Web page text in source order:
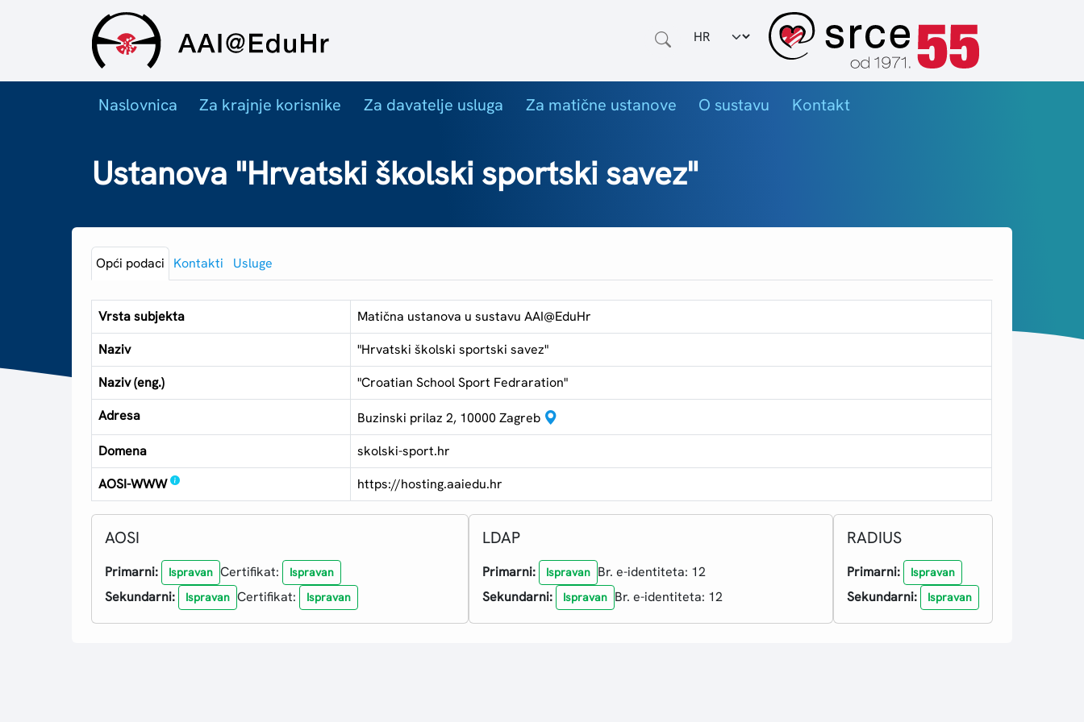
Odabir jezika
Naslovnica Za krajnje korisnike Za davatelje usluga Za matične ustanove O sustavu Kontakt
Ustanova "Hrvatski školski sportski savez"
Opći podaci Kontakti Usluge
Vrsta subjekta
Matična ustanova u sustavu AAI@EduHr
Naziv
"Hrvatski školski sportski savez"
Naziv (eng.)
"Croatian School Sport Fedraration"
Adresa
Buzinski prilaz 2, 10000 Zagreb
Domena
skolski-sport.hr
AOSI-WWW
https://hosting.aaiedu.hr
AOSI
Primarni: Ispravan Certifikat: Ispravan
Sekundarni: Ispravan Certifikat: Ispravan
LDAP
Primarni: Ispravan Br. e-identiteta: 12
Sekundarni:
Ispravan Br. e-identiteta: 12
RADIUS
Primarni: Ispravan
Sekundarni: Ispravan